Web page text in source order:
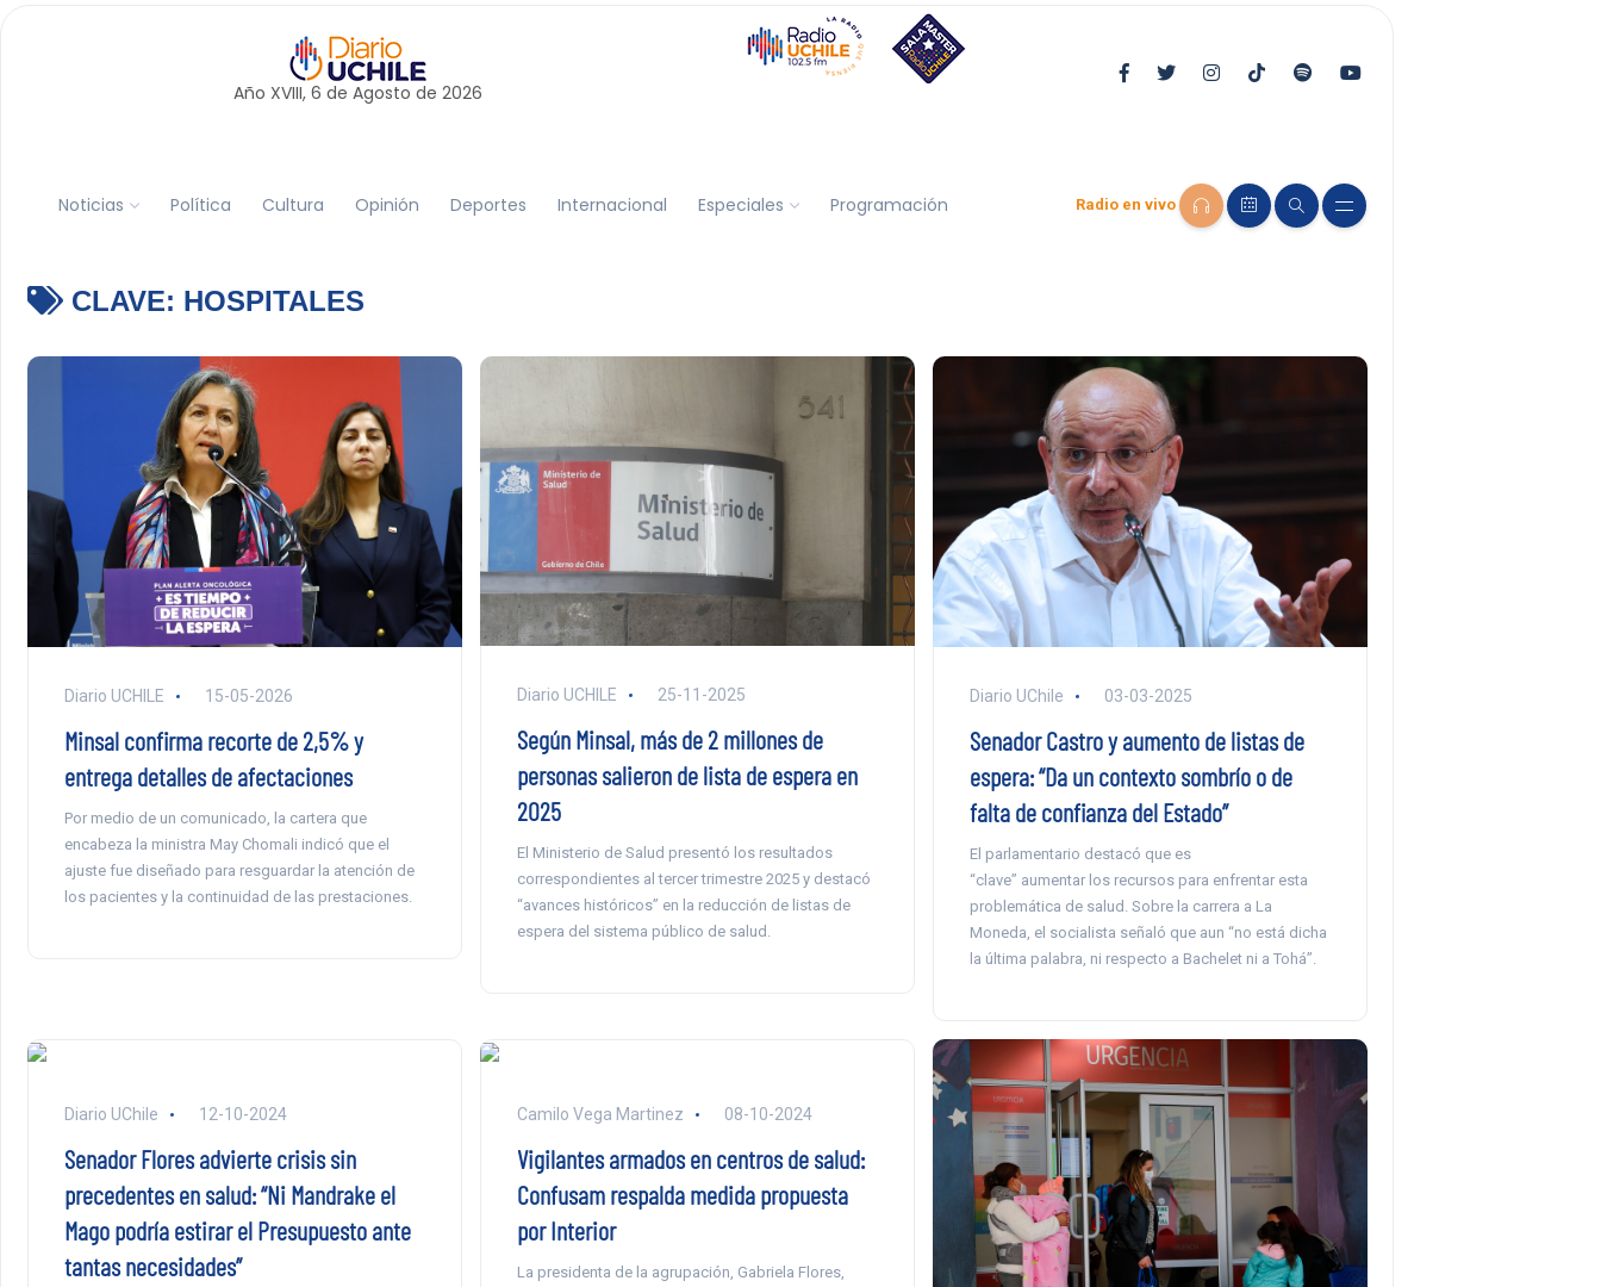
Año XVIII, 6 de Agosto de 2026
Noticias Política Cultura Opinión Deportes Internacional Especiales Programación Radio en vivo
CLAVE: HOSPITALES
Diario UCHILE 15-05-2026
Minsal confirma recorte de 2,5% y
entrega detalles de afectaciones
Por medio de un comunicado, la cartera que
encabeza la ministra May Chomali indicó que el
ajuste fue diseñado para resguardar la atención de
los pacientes y la continuidad de las prestaciones.
Diario UCHILE 25-11-2025
Según Minsal, más de 2 millones de
personas salieron de lista de espera en
2025
El Ministerio de Salud presentó los resultados
correspondientes al tercer trimestre 2025 y destacó
“avances históricos” en la reducción de listas de
espera del sistema público de salud.
Diario UChile 03-03-2025
Senador Castro y aumento de listas de
espera: “Da un contexto sombrío o de
falta de confianza del Estado”
El parlamentario destacó que es
“clave” aumentar los recursos para enfrentar esta
problemática de salud. Sobre la carrera a La
Moneda, el socialista señaló que aun “no está dicha
la última palabra, ni respecto a Bachelet ni a Tohá”.
Diario UChile 12-10-2024
Senador Flores advierte crisis sin
precedentes en salud: “Ni Mandrake el
Mago podría estirar el Presupuesto ante
tantas necesidades”
Camilo Vega Martinez 08-10-2024
Vigilantes armados en centros de salud:
Confusam respalda medida propuesta
por Interior
La presidenta de la agrupación, Gabriela Flores,